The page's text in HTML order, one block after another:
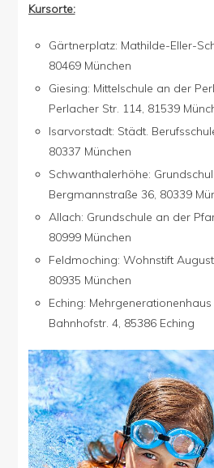
Kursorte:
Gärtnerplatz: Mathilde-Eller-
80469 München
Giesing: Mittelschule an der
Perlacher Str. 114, 81539
Isarvorstadt: Städt.
80337 München
Schwanthalerhöhe:
Bergmannstraße 36, 80339
Allach: Grundschule an der
80999 München
Feldmoching: Wohnstift
80935 München
Eching: Mehrgenerationenhaus
Bahnhofstr. 4, 85386 Eching